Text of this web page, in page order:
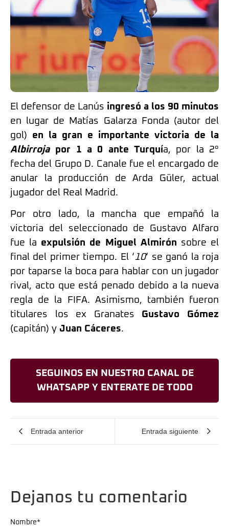
El defensor de Lanús ingresó a los 90 minutos
en lugar de Matías Galarza Fonda (autor del
gol) en la gran e importante victoria de la
Albirroja por 1 a 0 ante Turquía, por la 2°
fecha del Grupo D. Canale fue el encargado de
anular la producción de Arda Güler, actual
jugador del Real Madrid.
Por otro lado, la mancha que empañó la
victoria del seleccionado de Gustavo Alfaro
fue la expulsión de Miguel Almirón sobre el
final del primer tiempo. El ‘10‘ se ganó la roja
por taparse la boca para hablar con un jugador
rival, acto que está penado debido a la nueva
regla de la FIFA. Asimismo, también fueron
titulares los ex Granates Gustavo Gómez
(capitán) y Juan Cáceres.
SEGUINOS EN NUESTRO CANAL DE
WHATSAPP Y ENTERATE DE TODO
Entrada anterior Entrada siguiente
Dejanos tu comentario
Nombre*